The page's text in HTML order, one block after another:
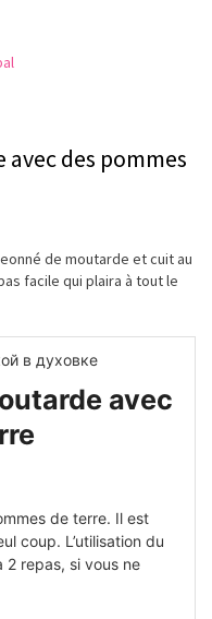
des pommes
de moutarde et cuit au
facile qui plaira à tout le
avec
de terre. Il est
coup. L’utilisation du
repas, si vous ne